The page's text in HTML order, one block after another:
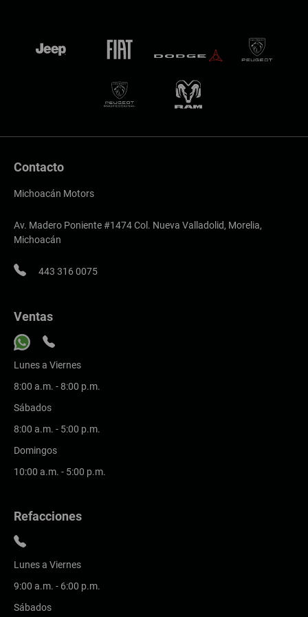
Contacto
Michoacán Motors
Av. Madero Poniente #1474 Col. Nueva Valladolid, Morelia,
Michoacán
443 316 0075
Ventas
Lunes a Viernes
8:00 a.m. - 8:00 p.m.
Sábados
8:00 a.m. - 5:00 p.m.
Domingos
10:00 a.m. - 5:00 p.m.
Refacciones
Lunes a Viernes
9:00 a.m. - 6:00 p.m.
Sábados